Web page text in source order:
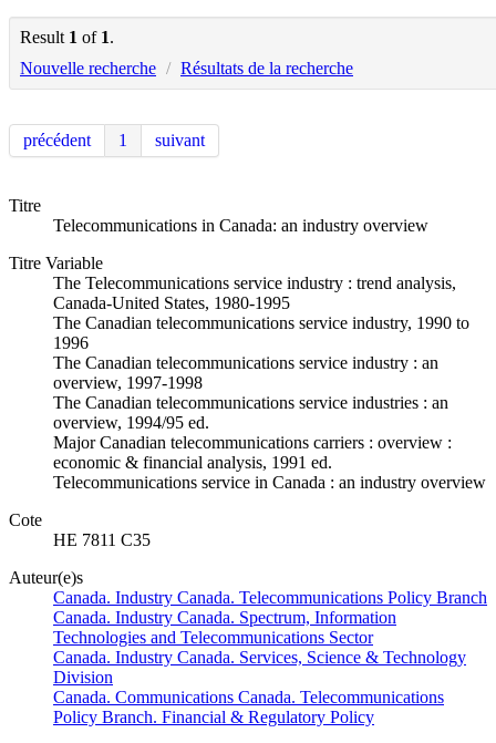
Result 1 of 1.
Nouvelle recherche / Résultats de la recherche
précédent 1 suivant
Titre
Telecommunications in Canada: an industry overview
Titre Variable
The Telecommunications service industry : trend analysis,
Canada-United States, 1980-1995
The Canadian telecommunications service industry, 1990 to
1996
The Canadian telecommunications service industry : an
overview, 1997-1998
The Canadian telecommunications service industries : an
overview, 1994/95 ed.
Major Canadian telecommunications carriers : overview :
economic & financial analysis, 1991 ed.
Telecommunications service in Canada : an industry overview
Cote
HE 7811 C35
Auteur(e)s
Canada. Industry Canada. Telecommunications Policy Branch
Canada. Industry Canada. Spectrum, Information
Technologies and Telecommunications Sector
Canada. Industry Canada. Services, Science & Technology
Division
Canada. Communications Canada. Telecommunications
Policy Branch. Financial & Regulatory Policy